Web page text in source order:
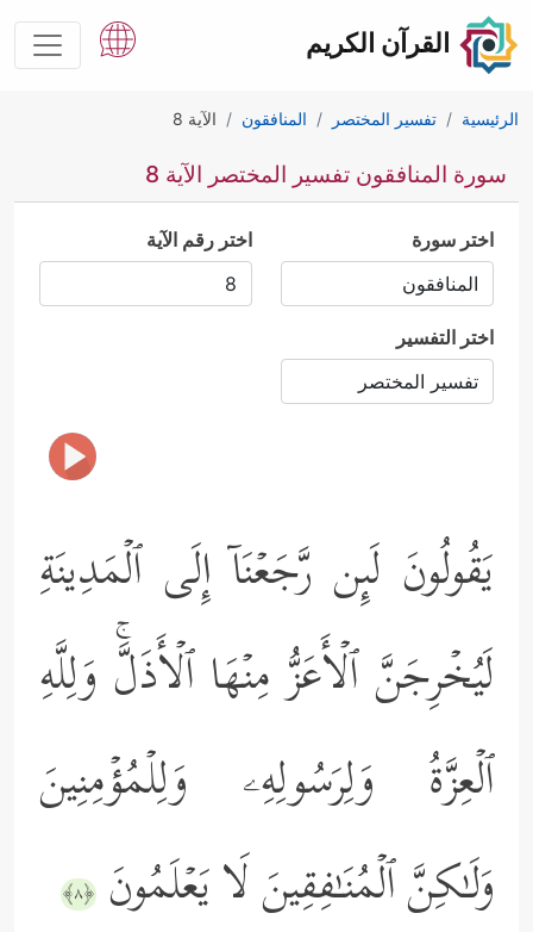
القرآن الكريم
الرئيسية تفسير المختصر المنافقون الآية 8
سورة المنافقون تفسير المختصر الآية 8
اختر سورة اختر رقم الآية
اختر التفسير
یَقُولُونَ لَىِٕن رَّجَعۡنَاۤ إِلَى ٱلۡمَدِینَةِ
لَیُخۡرِجَنَّ ٱلۡأَعَزُّ مِنۡهَا ٱلۡأَذَلَّۚ وَلِلَّهِ
ٱلۡعِزَّةُ وَلِرَسُولِهِۦ وَلِلۡمُؤۡمِنِینَ
وَلَـٰكِنَّ ٱلۡمُنَـٰفِقِینَ لَا یَعۡلَمُونَ ﴿٨﴾